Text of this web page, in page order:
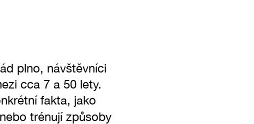
plno, návštěvníci
cca 7 a 50 lety.
fakta, jako
trénují způsoby